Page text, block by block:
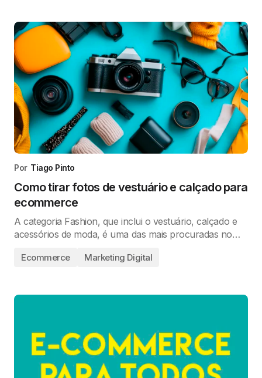
Por Tiago Pinto
Como tirar fotos de vestuário e calçado para
ecommerce
A categoria Fashion, que inclui o vestuário, calçado e
acessórios de moda, é uma das mais procuradas no…
Ecommerce Marketing Digital